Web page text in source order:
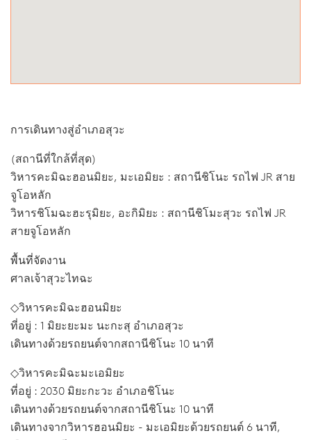
การเดินทางสู่อำเภอสุวะ
(สถานีที่ใกล้ที่สุด)
วิหารคะมิฉะฮอนมิยะ, มะเอมิยะ : สถานีชิโนะ รถไฟ JR สาย
จูโอหลัก
วิหารชิโมฉะฮะรุมิยะ, อะกิมิยะ : สถานีชิโมะสุวะ รถไฟ JR
สายจูโอหลัก
พื้นที่จัดงาน
ศาลเจ้าสุวะไทฉะ
◇วิหารคะมิฉะฮอนมิยะ
ที่อยู่ : 1 มิยะยะมะ นะกะสุ อำเภอสุวะ
เดินทางด้วยรถยนต์จากสถานีชิโนะ 10 นาที
◇วิหารคะมิฉะมะเอมิยะ
ที่อยู่ : 2030 มิยะกะวะ อำเภอชิโนะ
เดินทางด้วยรถยนต์จากสถานีชิโนะ 10 นาที
เดินทางจากวิหารฮอนมิยะ - มะเอมิยะด้วยรถยนต์ 6 นาที,